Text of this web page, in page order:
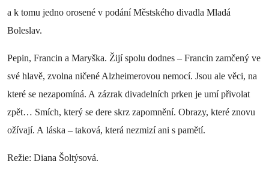
a k tomu jedno orosené v podání Městského divadla Mladá
Boleslav.
Pepin, Francin a Maryška. Žijí spolu dodnes – Francin zamčený ve
své hlavě, zvolna ničené Alzheimerovou nemocí. Jsou ale věci, na
které se nezapomíná. A zázrak divadelních prken je umí přivolat
zpět… Smích, který se dere skrz zapomnění. Obrazy, které znovu
ožívají. A láska – taková, která nezmizí ani s pamětí.
Režie: Diana Šoltýsová.